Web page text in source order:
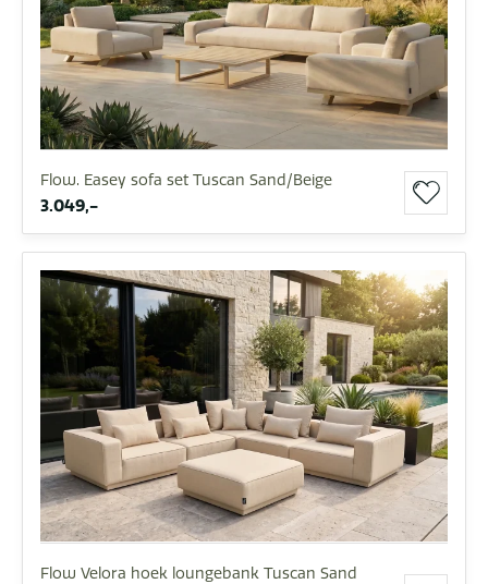
Flow. Easey sofa set Tuscan Sand/Beige
3.049,-
Flow Velora hoek loungebank Tuscan Sand